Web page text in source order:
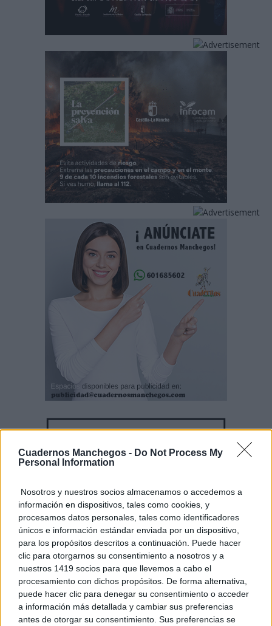
Cuadernos Manchegos - Do Not Process My
Personal Information
Nosotros y nuestros socios almacenamos o accedemos a
información en dispositivos, tales como cookies, y
procesamos datos personales, tales como identificadores
únicos e información estándar enviada por un dispositivo,
para los propósitos descritos a continuación. Puede hacer
clic para otorgarnos su consentimiento a nosotros y a
nuestros 1419 socios para que llevemos a cabo el
procesamiento con dichos propósitos. De forma alternativa,
puede hacer clic para denegar su consentimiento o acceder
a información más detallada y cambiar sus preferencias
antes de otorgar su consentimiento. Sus preferencias se